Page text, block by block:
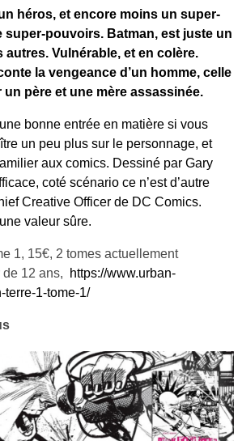
héros, et encore moins un super-
super-pouvoirs. Batman, est juste un
autres. Vulnérable, et en colère.
la vengeance d’un homme, celle
père et une mère assassinée.
bonne entrée en matière si vous
un peu plus sur le personnage, et
aux comics. Dessiné par Gary
coté scénario ce n’est d’autre
Creative Officer de DC Comics.
valeur sûre.
1, 15€, 2 tomes actuellement
12 ans,
https://www.urban-
terre-1-tome-1/